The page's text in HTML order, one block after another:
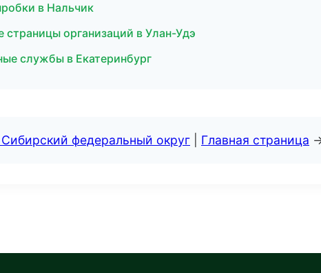
в Нальчик
организаций в Улан-Удэ
службы в Екатеринбург
федеральный округ Главная страница